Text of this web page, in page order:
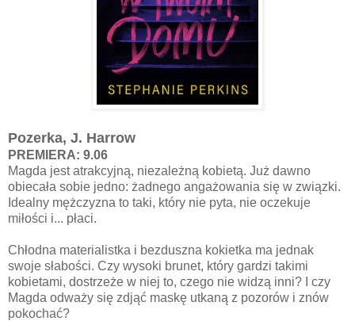
Pozerka, J. Harrow
PREMIERA: 9.06
Magda jest atrakcyjną, niezależną kobietą. Już dawno
obiecała sobie jedno: żadnego angażowania się w związki.
Idealny mężczyzna to taki, który nie pyta, nie oczekuje
miłości i... płaci.
Chłodna materialistka i bezduszna kokietka ma jednak
swoje słabości. Czy wysoki brunet, który gardzi takimi
kobietami, dostrzeże w niej to, czego nie widzą inni? I czy
Magda odważy się zdjąć maskę utkaną z pozorów i znów
pokochać?